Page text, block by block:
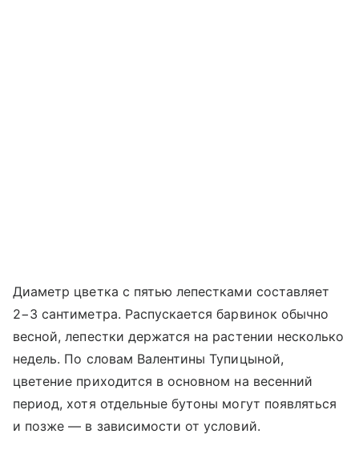
Диаметр цветка с пятью лепестками составляет
2−3 сантиметра. Распускается барвинок обычно
весной, лепестки держатся на растении несколько
недель. По словам Валентины Тупицыной,
цветение приходится в основном на весенний
период, хотя отдельные бутоны могут появляться
и позже — в зависимости от условий.